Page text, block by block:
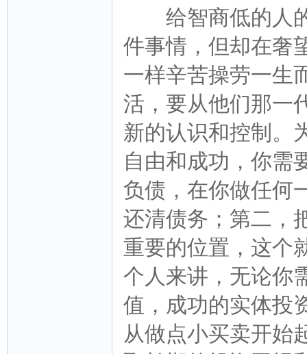
给智商低的人的
件事情，但却在奢
一样辛苦操劳一生
活，要从他们那一
新的认识和控制。
自由和成功，你需
负债，在你做任何
还清债务；第二，
重要的位置，这个
个人来讲，无论你
值，成功的实体投
从做点小买卖开始